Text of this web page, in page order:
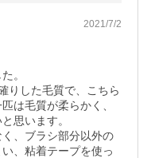
2021/7/2
。
りした毛質で、こちら
は毛質が柔らかく、
思います。
、ブラシ部分以外の
、粘着テープを使っ